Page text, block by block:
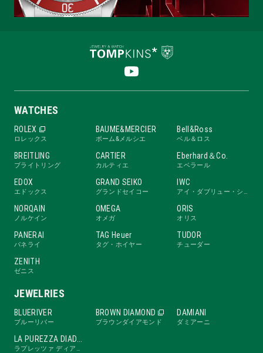
WATCHES
ROLEX
ロレックス
BAUME&MERCIER
ボーム&メルシエ
Bell&Ross
ベル＆ロス
BREITLING
ブライトリング
CARTIER
カルティエ
Eberhard＆Co.
エベラール
EDOX
エドックス
GRAND SEIKO
グランドセイコー
IWC
アイ・ダブリュー・シー
NORQAIN
ノルケイン
OMEGA
オメガ
ORIS
オリス
PANERAI
パネライ
TAG Heuer
タグ・ホイヤー
TUDOR
チューダー
ZENITH
ゼニス
JEWELRIES
BLUERIVER
ブルーリバー
BROWN DIAMOND
ブラウンダイアモンド
DAMIANI
ダミアーニ
LA PUREZZA DIADE
ラプレッツァ ディアーデ